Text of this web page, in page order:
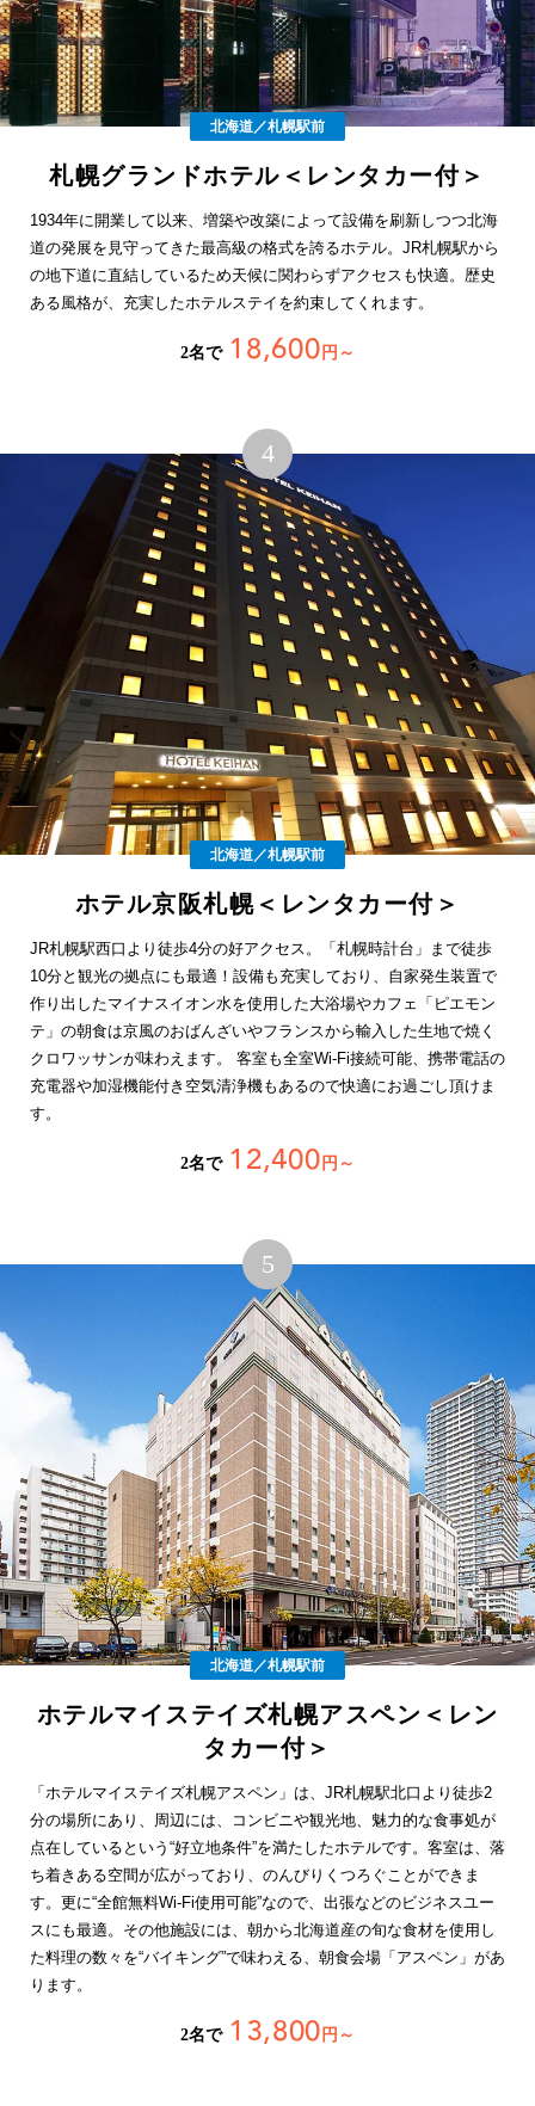
北海道／札幌駅前
札幌グランドホテル＜レンタカー付＞
1934年に開業して以来、増築や改築によって設備を刷新しつつ北海
道の発展を見守ってきた最高級の格式を誇るホテル。JR札幌駅から
の地下道に直結しているため天候に関わらずアクセスも快適。歴史
ある風格が、充実したホテルステイを約束してくれます。
2名で 18,600 円～
北海道／札幌駅前
ホテル京阪札幌＜レンタカー付＞
JR札幌駅西口より徒歩4分の好アクセス。「札幌時計台」まで徒歩
10分と観光の拠点にも最適！設備も充実しており、自家発生装置で
作り出したマイナスイオン水を使用した大浴場やカフェ「ピエモン
テ」の朝食は京風のおばんざいやフランスから輸入した生地で焼く
クロワッサンが味わえます。 客室も全室Wi-Fi接続可能、携帯電話の
充電器や加湿機能付き空気清浄機もあるので快適にお過ごし頂けま
す。
2名で 12,400 円～
北海道／札幌駅前
ホテルマイステイズ札幌アスペン＜レン
タカー付＞
「ホテルマイステイズ札幌アスペン」は、JR札幌駅北口より徒歩2
分の場所にあり、周辺には、コンビニや観光地、魅力的な食事処が
点在しているという“好立地条件”を満たしたホテルです。客室は、落
ち着きある空間が広がっており、のんびりくつろぐことができま
す。更に“全館無料Wi-Fi使用可能”なので、出張などのビジネスユー
スにも最適。その他施設には、朝から北海道産の旬な食材を使用し
た料理の数々を“バイキング”で味わえる、朝食会場「アスペン」があ
ります。
2名で 13,800 円～